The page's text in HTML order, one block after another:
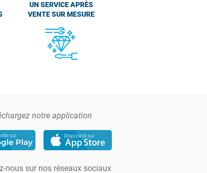
UN SERVICE APRÈS
VENTE SUR MESURE
notre application
nous sur nos réseaux sociaux